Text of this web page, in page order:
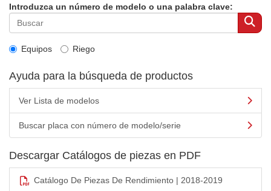
Introduzca un número de modelo o una palabra clave:
Equipos Riego
Ayuda para la búsqueda de productos
Ver Lista de modelos
Buscar placa con número de modelo/serie
Descargar Catálogos de piezas en PDF
Catálogo De Piezas De Rendimiento | 2018-2019